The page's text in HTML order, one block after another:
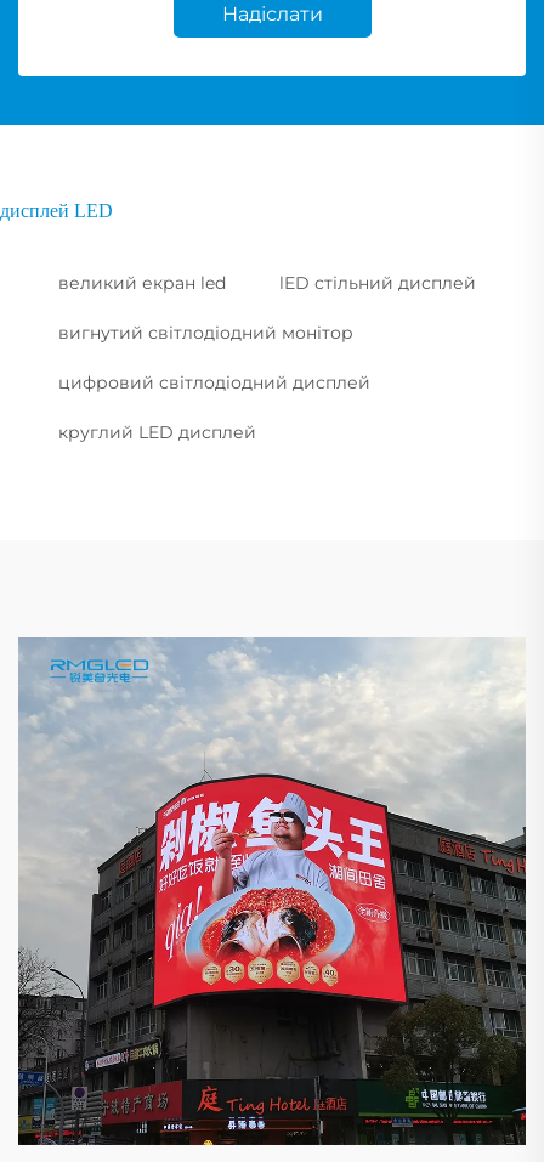
Надіслати
дисплей LED
великий екран led lED стільний дисплей
вигнутий світлодіодний монітор
цифровий світлодіодний дисплей
круглий LED дисплей